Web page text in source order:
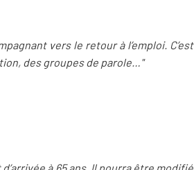
vers le retour à l’emploi. C’est
des groupes de parole…"